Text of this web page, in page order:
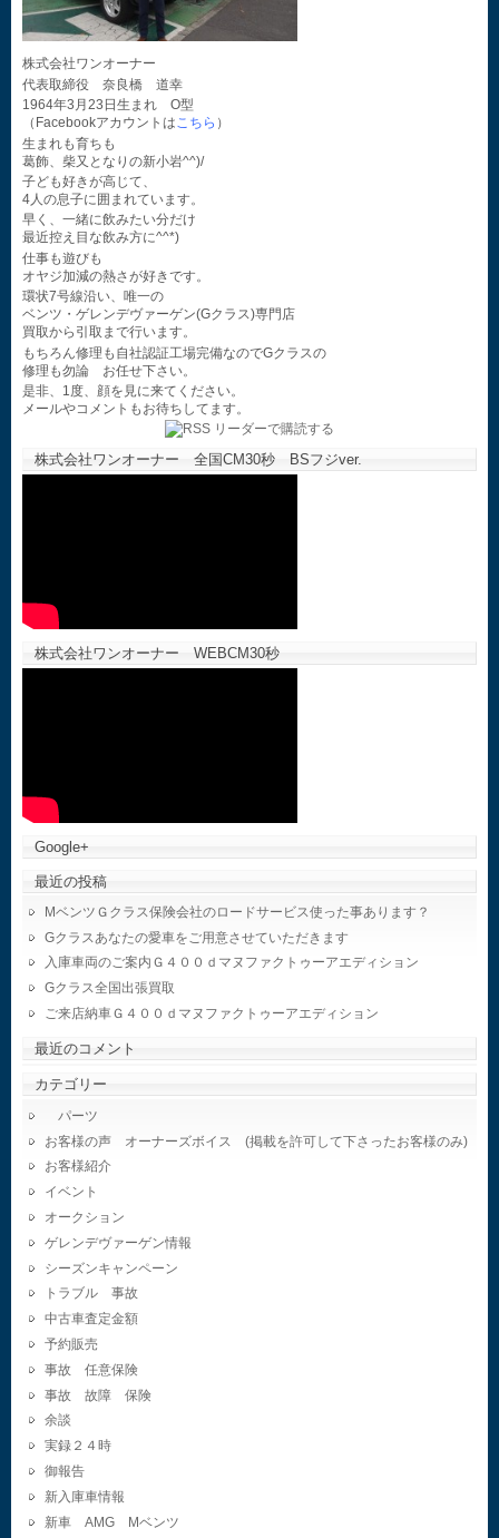
株式会社ワンオーナー
代表取締役 奈良橋 道幸
1964年3月23日生まれ O型
（Facebookアカウントはこちら ）
生まれも育ちも
葛飾、柴又となりの新小岩^^)/
子ども好きが高じて、
4人の息子に囲まれています。
早く、一緒に飲みたい分だけ
最近控え目な飲み方に^^*)
仕事も遊びも
オヤジ加減の熱さが好きです。
環状7号線沿い、唯一の
ベンツ・ゲレンデヴァーゲン(Gクラス)専門店
買取から引取まで行います。
もちろん修理も自社認証工場完備なのでGクラスの
修理も勿論 お任せ下さい。
是非、1度、顔を見に来てください。
メールやコメントもお待ちしてます。
株式会社ワンオーナー 全国CM30秒 BSフジver.
株式会社ワンオーナー WEBCM30秒
Google+
最近の投稿
MベンツＧクラス保険会社のロードサービス使った事あります？
Gクラスあなたの愛車をご用意させていただきます
入庫車両のご案内Ｇ４００ｄマヌファクトゥーアエディション
Gクラス全国出張買取
ご来店納車Ｇ４００ｄマヌファクトゥーアエディション
最近のコメント
カテゴリー
パーツ
お客様の声 オーナーズボイス (掲載を許可して下さったお客様のみ)
お客様紹介
イベント
オークション
ゲレンデヴァーゲン情報
シーズンキャンペーン
トラブル 事故
中古車査定金額
予約販売
事故 任意保険
事故 故障 保険
余談
実録２４時
御報告
新入庫車情報
新車 AMG Mベンツ